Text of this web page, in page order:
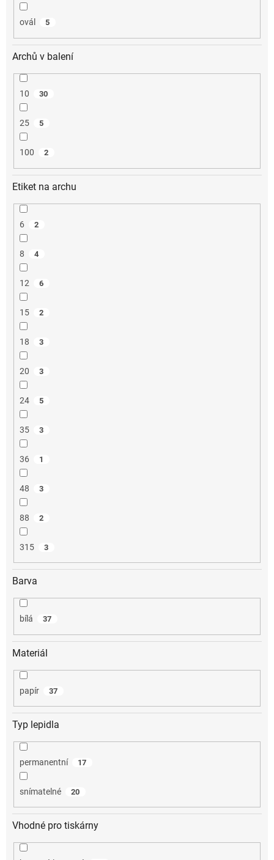
ovál 5
Archů v balení
10 30
25 5
100 2
Etiket na archu
6 2
8 4
12 6
15 2
18 3
20 3
24 5
35 3
36 1
48 3
88 2
315 3
Barva
bílá 37
Materiál
papír 37
Typ lepidla
permanentní 17
snímatelné 20
Vhodné pro tiskárny